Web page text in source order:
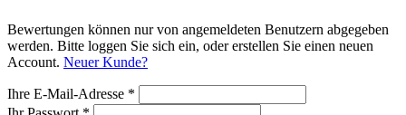
Bewertungen können nur von angemeldeten Benutzern abgegeben
werden. Bitte loggen Sie sich ein, oder erstellen Sie einen neuen
Account. Neuer Kunde?
Ihre E-Mail-Adresse *